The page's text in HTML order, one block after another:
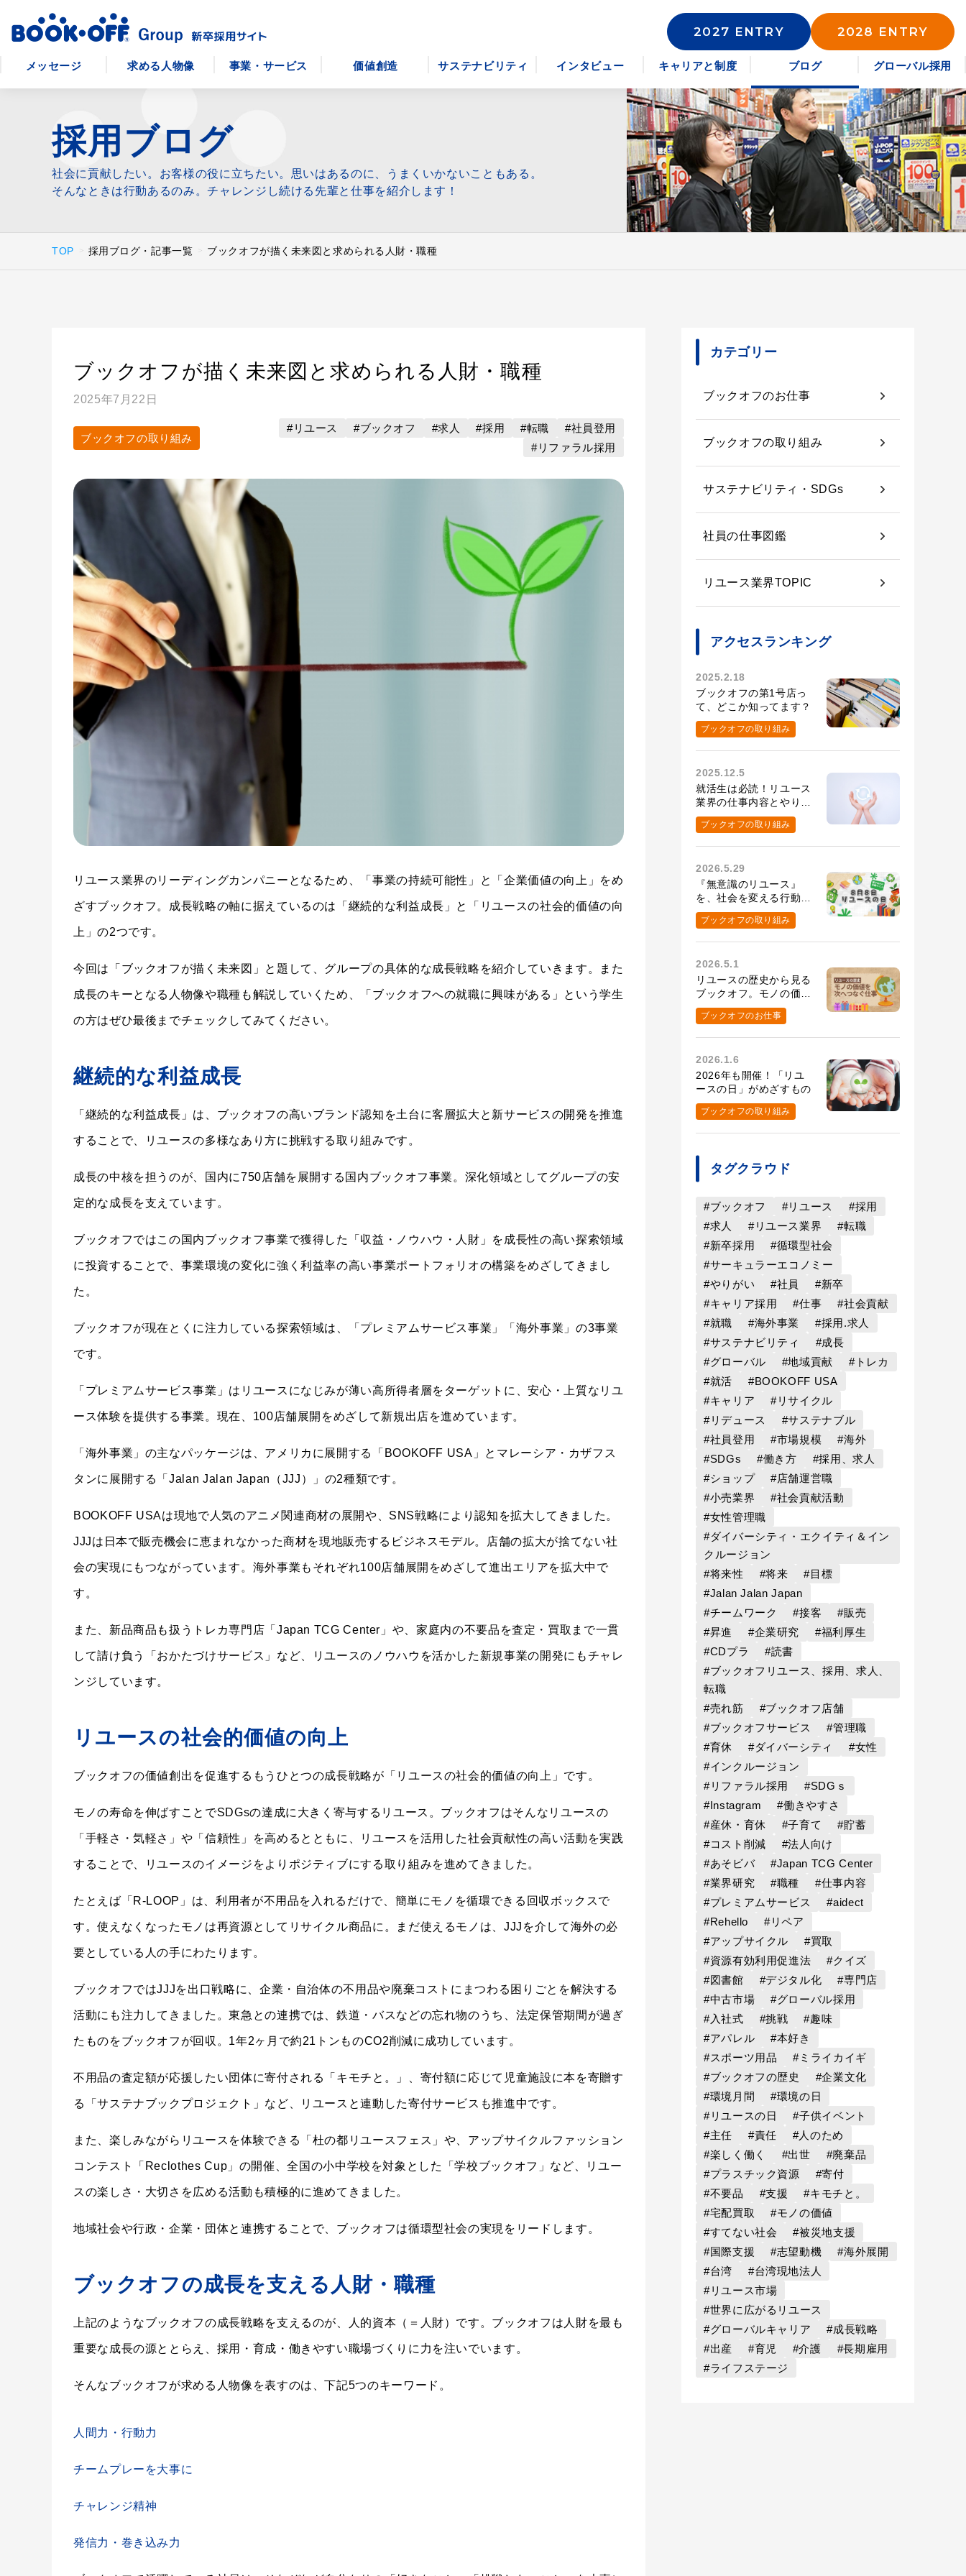
2027 ENTRY 2028 ENTRY
メッセージ 求める人物像 事業・サービス 価値創造 サステナビリティ インタビュー キャリアと制度 ブログ グローバル採用
採用ブログ
社会に貢献したい。お客様の役に立ちたい。思いはあるのに、うまくいかないこともある。
そんなときは行動あるのみ。チャレンジし続ける先輩と仕事を紹介します！
TOP 採用ブログ・記事一覧 ブックオフが描く未来図と求められる人財・職種
ブックオフが描く未来図と求められる人財・職種
2025年7月22日
ブックオフの取り組み
#リユース #ブックオフ #求人 #採用 #転職
#社員登用
#リファラル採用
リユース業界のリーディングカンパニーとなるため、「事業の持続可能性」と「企業価値の向上」をめ
ざすブックオフ。成長戦略の軸に据えているのは「継続的な利益成長」と「リユースの社会的価値の向
上」の2つです。
今回は「ブックオフが描く未来図」と題して、グループの具体的な成長戦略を紹介していきます。また
成長のキーとなる人物像や職種も解説していくため、「ブックオフへの就職に興味がある」という学生
の方はぜひ最後までチェックしてみてください。
継続的な利益成長
「継続的な利益成長」は、ブックオフの高いブランド認知を土台に客層拡大と新サービスの開発を推進
することで、リユースの多様なあり方に挑戦する取り組みです。
成長の中核を担うのが、国内に750店舗を展開する国内ブックオフ事業。深化領域としてグループの安
定的な成長を支えています。
ブックオフではこの国内ブックオフ事業で獲得した「収益・ノウハウ・人財」を成長性の高い探索領域
に投資することで、事業環境の変化に強く利益率の高い事業ポートフォリオの構築をめざしてきまし
た。
ブックオフが現在とくに注力している探索領域は、「プレミアムサービス事業」「海外事業」の3事業
です。
「プレミアムサービス事業」はリユースになじみが薄い高所得者層をターゲットに、安心・上質なリユ
ース体験を提供する事業。現在、100店舗展開をめざして新規出店を進めています。
「海外事業」の主なパッケージは、アメリカに展開する「BOOKOFF USA」とマレーシア・カザフス
タンに展開する「Jalan Jalan Japan（JJJ）」の2種類です。
BOOKOFF USAは現地で人気のアニメ関連商材の展開や、SNS戦略により認知を拡大してきました。
JJJは日本で販売機会に恵まれなかった商材を現地販売するビジネスモデル。店舗の拡大が捨てない社
会の実現にもつながっています。海外事業もそれぞれ100店舗展開をめざして進出エリアを拡大中で
す。
また、新品商品も扱うトレカ専門店「Japan TCG Center」や、家庭内の不要品を査定・買取まで一貫
して請け負う「おかたづけサービス」など、リユースのノウハウを活かした新規事業の開発にもチャレ
ンジしています。
リユースの社会的価値の向上
ブックオフの価値創出を促進するもうひとつの成長戦略が「リユースの社会的価値の向上」です。
モノの寿命を伸ばすことでSDGsの達成に大きく寄与するリユース。ブックオフはそんなリユースの
「手軽さ・気軽さ」や「信頼性」を高めるとともに、リユースを活用した社会貢献性の高い活動を実践
することで、リユースのイメージをよりポジティブにする取り組みを進めてきました。
たとえば「R-LOOP」は、利用者が不用品を入れるだけで、簡単にモノを循環できる回収ボックスで
す。使えなくなったモノは再資源としてリサイクル商品に。まだ使えるモノは、JJJを介して海外の必
要としている人の手にわたります。
ブックオフではJJJを出口戦略に、企業・自治体の不用品や廃棄コストにまつわる困りごとを解決する
活動にも注力してきました。東急との連携では、鉄道・バスなどの忘れ物のうち、法定保管期間が過ぎ
たものをブックオフが回収。1年2ヶ月で約21トンものCO2削減に成功しています。
不用品の査定額が応援したい団体に寄付される「キモチと。」、寄付額に応じて児童施設に本を寄贈す
る「サステナブックプロジェクト」など、リユースと連動した寄付サービスも推進中です。
また、楽しみながらリユースを体験できる「杜の都リユースフェス」や、アップサイクルファッション
コンテスト「Reclothes Cup」の開催、全国の小中学校を対象とした「学校ブックオフ」など、リユー
スの楽しさ・大切さを広める活動も積極的に進めてきました。
地域社会や行政・企業・団体と連携することで、ブックオフは循環型社会の実現をリードします。
ブックオフの成長を支える人財・職種
上記のようなブックオフの成長戦略を支えるのが、人的資本（＝人財）です。ブックオフは人財を最も
重要な成長の源ととらえ、採用・育成・働きやすい職場づくりに力を注いでいます。
そんなブックオフが求める人物像を表すのは、下記5つのキーワード。
人間力・行動力
チームプレーを大事に
チャレンジ精神
発信力・巻き込み力
カテゴリー
ブックオフのお仕事
ブックオフの取り組み
サステナビリティ・SDGs
社員の仕事図鑑
リユース業界TOPIC
アクセスランキング
2025.2.18
ブックオフの第1号店っ
て、どこか知ってます？
ブックオフの取り組み
2025.12.5
就活生は必読！リユース
業界の仕事内容とやりが
い・大変なこと
ブックオフの取り組み
2026.5.29
『無意識のリユース』
を、社会を変える行動
へ。8月8日リユースの
日の取り組み
ブックオフの取り組み
2026.5.1
リユースの歴史から見る
ブックオフ。モノの価値
を次へつなぐ仕事とは？
ブックオフのお仕事
2026.1.6
2026年も開催！「リユ
ースの日」がめざすもの
ブックオフの取り組み
タグクラウド
#ブックオフ #リユース
#採用
#求人
#リユース業界
#転職
#新卒採用
#循環型社会
#サーキュラーエコノミー
#やりがい
#社員
#新卒
#キャリア採用
#仕事
#社会貢献
#就職
#海外事業
#採用.求人
#サステナビリティ
#成長
#グローバル
#地域貢献
#トレカ
#就活
#BOOKOFF USA
#キャリア
#リサイクル
#リデュース
#サステナブル
#社員登用
#市場規模
#海外
#SDGs
#働き方
#採用、求人
#ショップ
#店舗運営職
#小売業界
#社会貢献活動
#女性管理職
#ダイバーシティ・エクイティ＆イン
クルージョン
#将来性
#将来
#目標
#Jalan Jalan Japan
#チームワーク
#接客
#販売
#昇進
#企業研究
#福利厚生
#CDプラ
#読書
#ブックオフリユース、採用、求人、
転職
#売れ筋
#ブックオフ店舗
#ブックオフサービス
#管理職
#育休
#ダイバーシティ
#女性
#インクルージョン
#リファラル採用
#SDGｓ
#Instagram
#働きやすさ
#産休・育休
#子育て
#貯蓄
#コスト削減
#法人向け
#あそビバ
#Japan TCG Center
#業界研究
#職種
#仕事内容
#プレミアムサービス
#aidect
#Rehello
#リペア
#アップサイクル
#買取
#資源有効利用促進法
#クイズ
#図書館
#デジタル化
#専門店
#中古市場
#グローバル採用
#入社式
#挑戦
#趣味
#アパレル
#本好き
#スポーツ用品
#ミライカイギ
#ブックオフの歴史
#企業文化
#環境月間
#環境の日
#リユースの日
#子供イベント
#主任
#責任
#人のため
#楽しく働く
#出世
#廃棄品
#プラスチック資源
#寄付
#不要品
#支援
#キモチと。
#宅配買取
#モノの価値
#すてない社会
#被災地支援
#国際支援
#志望動機
#海外展開
#台湾
#台湾現地法人
#リユース市場
#世界に広がるリユース
#グローバルキャリア
#成長戦略
#出産
#育児 #介護
#長期雇用
#ライフステージ